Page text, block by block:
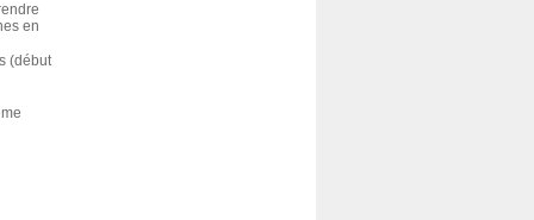
en
(début